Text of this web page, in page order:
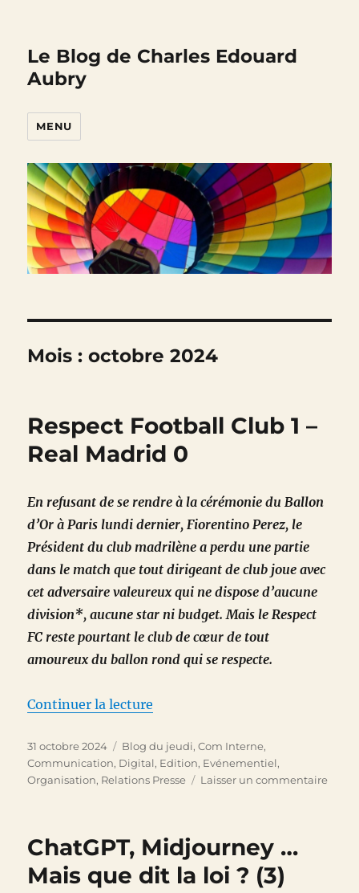
Le Blog de Charles Edouard
Aubry
MENU
Mois :octobre 2024
Respect Football Club 1 –
Real Madrid 0
En refusant de se rendre à la cérémonie du Ballon
d’Or à Paris lundi dernier, Fiorentino Perez, le
Président du club madrilène a perdu une partie
dans le match que tout dirigeant de club joue avec
cet adversaire valeureux qui ne dispose d’aucune
division*, aucune star ni budget. Mais le Respect
FC reste pourtant le club de cœur de tout
amoureux du ballon rond qui se respecte.
Continuer la lecture
Publié
le
31 octobre 2024 Catégories
Blog du jeudi,Com Interne,
Communication, Digital, Edition, Evénementiel,
Organisation, Relations Presse Laisser un commentairesur
ChatGPT, Midjourney …
Mais que dit la loi ? (3)